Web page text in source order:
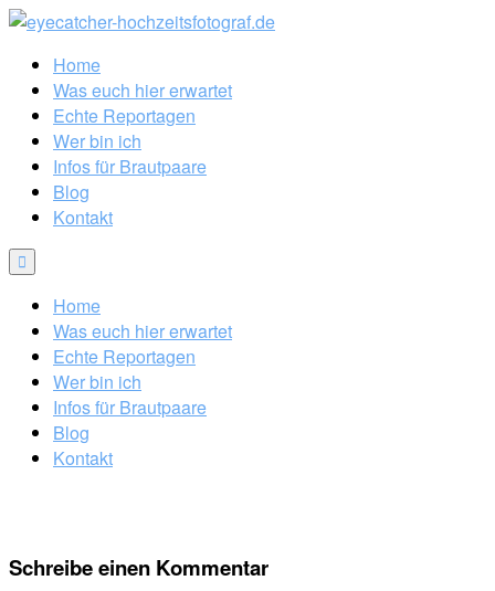
Home
Was euch hier erwartet
Echte Reportagen
Wer bin ich
Infos für Brautpaare
Blog
Kontakt
Home
Was euch hier erwartet
Echte Reportagen
Wer bin ich
Infos für Brautpaare
Blog
Kontakt
Schreibe einen Kommentar